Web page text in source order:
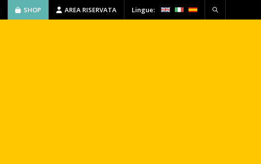
SHOP AREA RISERVATA Lingue: